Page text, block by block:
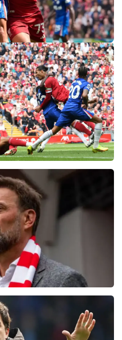
болельщики
разнесли тренеров
обыграть нынешний
освистали команду